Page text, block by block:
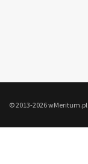
© 2013-2026 wMeritum.pl